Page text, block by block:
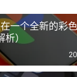
一个全新的彩
）